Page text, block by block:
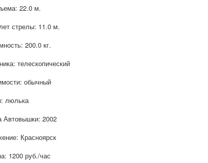
22.0 м.
стрелы: 11.0 м.
200.0 кг.
телескопический
обычный
люлька
Автовышки: 2002
Красноярск
1200 руб./час